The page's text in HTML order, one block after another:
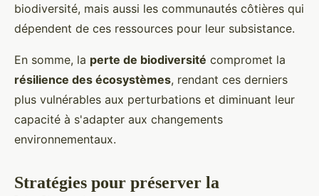
biodiversité, mais aussi les communautés côtières qui
dépendent de ces ressources pour leur subsistance.
En somme, la perte de biodiversité compromet la
résilience des écosystèmes, rendant ces derniers
plus vulnérables aux perturbations et diminuant leur
capacité à s'adapter aux changements
environnementaux.
Stratégies pour préserver la